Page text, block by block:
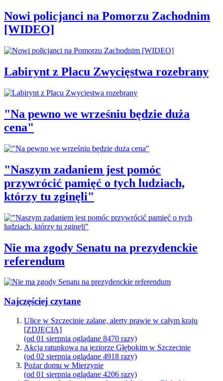
Nowi policjanci na Pomorzu Zachodnim
[WIDEO]
Labirynt z Placu Zwycięstwa rozebrany
"Na pewno we wrześniu będzie duża
cena"
"Naszym zadaniem jest pomóc
przywrócić pamięć o tych ludziach,
którzy tu zginęli"
Nie ma zgody Senatu na prezydenckie
referendum
Najczęściej czytane
Ulice w Szczecinie zalane, alerty prawie w całym kraju
[ZDJĘCIA]
(od 01 sierpnia oglądane 8470 razy)
Akcja ratunkowa na jeziorze Głębokim w Szczecinie
(od 02 sierpnia oglądane 4918 razy)
Pożar domu w Mierzynie
(od 01 sierpnia oglądane 4206 razy)